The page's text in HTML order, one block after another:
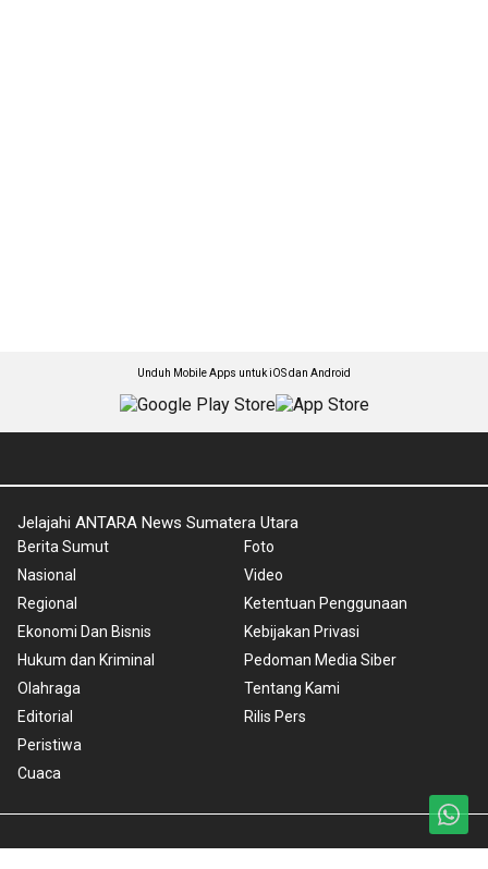
Unduh Mobile Apps untuk iOS dan Android
Jelajahi ANTARA News Sumatera Utara
Berita Sumut
Nasional
Regional
Ekonomi Dan Bisnis
Hukum dan Kriminal
Olahraga
Editorial
Peristiwa
Cuaca
Foto
Video
Ketentuan Penggunaan
Kebijakan Privasi
Pedoman Media Siber
Tentang Kami
Rilis Pers